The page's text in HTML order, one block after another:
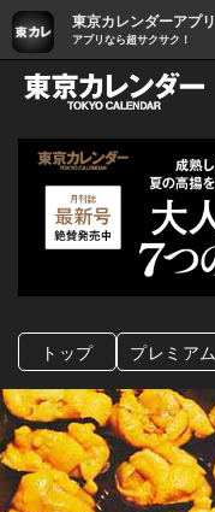
東京カレンダーアプリ
アプリなら超サクサク！
トップ プレミアム